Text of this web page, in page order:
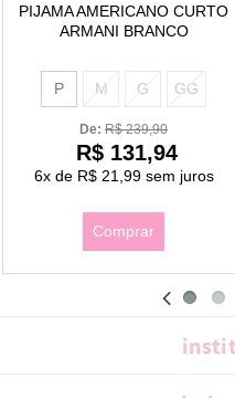
PIJAMA AMERICANO CURTO
ARMANI BRANCO
P M G GG
De: R$ 239,90
R$ 131,94
6xde R$ 21,99sem juros
Comprar